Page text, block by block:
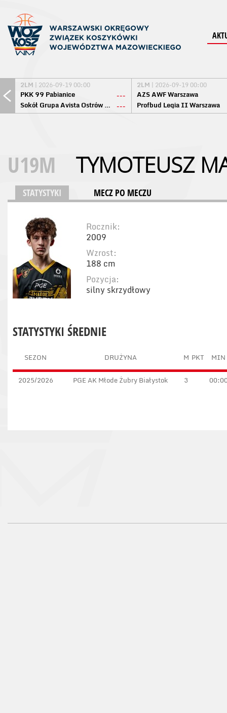
2LM | 2026-09-19 00:00
PKK 99 Pabianice
---
Sokół Grupa Avista Ostrów Maz. ---
2LM | 2026-09-19 00:00
AZS AWF Warszawa
Profbud Legia II Warszawa
U19M TYMOTEUSZ
STATYSTYKI MECZ PO MECZU
Rocznik:
2009
Wzrost:
188 cm
Pozycja:
silny skrzydłowy
STATYSTYKI ŚREDNIE
SEZON DRUŻYNA M PKT MIN
2025/2026 PGE AK Młode Żubry Białystok 3